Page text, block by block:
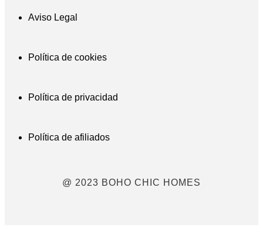
Aviso Legal
Política de cookies
Política de privacidad
Política de afiliados
@ 2023 BOHO CHIC HOMES